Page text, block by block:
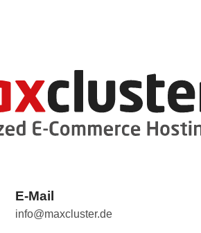
E-Mail
info@maxcluster.de